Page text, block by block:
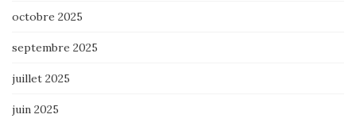
octobre 2025
septembre 2025
juillet 2025
juin 2025